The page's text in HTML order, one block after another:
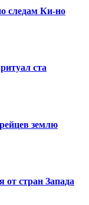
следам Ки-но
ста
землю
от стран Запада